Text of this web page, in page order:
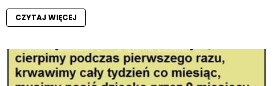
CZYTAJ WIĘCEJ